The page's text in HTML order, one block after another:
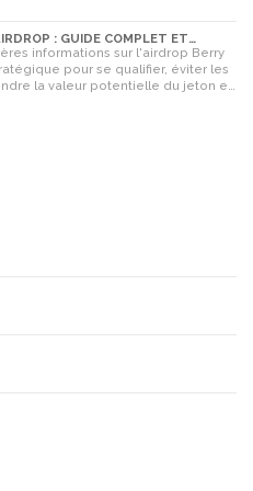
: GUIDE COMPLET ET
RIEN RATER
informations sur l'airdrop Berry
pour se qualifier, éviter les
la valeur potentielle du jeton en